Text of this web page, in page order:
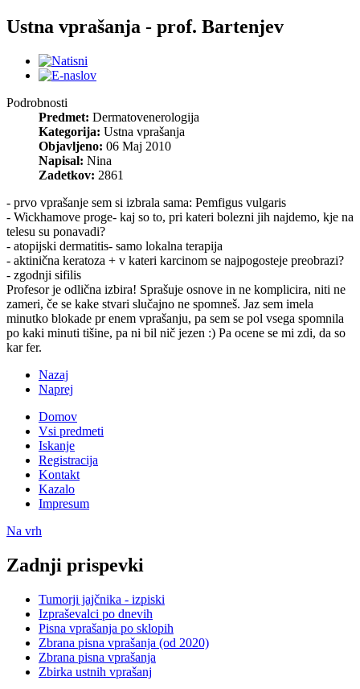
Ustna vprašanja - prof. Bartenjev
Podrobnosti
Predmet: Dermatovenerologija
Kategorija: Ustna vprašanja
Objavljeno: 06 Maj 2010
Napisal: Nina
Zadetkov: 2861
- prvo vprašanje sem si izbrala sama: Pemfigus vulgaris
- Wickhamove proge- kaj so to, pri kateri bolezni jih najdemo, kje na
telesu su ponavadi?
- atopijski dermatitis- samo lokalna terapija
- aktinična keratoza + v kateri karcinom se najpogosteje preobrazi?
- zgodnji sifilis
Profesor je odlična izbira! Sprašuje osnove in ne komplicira, niti ne
zameri, če se kake stvari slučajno ne spomneš. Jaz sem imela
minutko blokade pr enem vprašanju, pa sem se pol vsega spomnila
po kaki minuti tišine, pa ni bil nič jezen :) Pa ocene se mi zdi, da so
kar fer.
Nazaj
Naprej
Domov
Vsi predmeti
Iskanje
Registracija
Kontakt
Kazalo
Impresum
Na vrh
Zadnji prispevki
Tumorji jajčnika - izpiski
Izpraševalci po dnevih
Pisna vprašanja po sklopih
Zbrana pisna vprašanja (od 2020)
Zbrana pisna vprašanja
Zbirka ustnih vprašanj